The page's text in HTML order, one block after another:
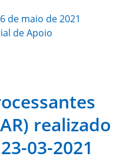
6 de maio de 2021
de Apoio
realizado
03-2021